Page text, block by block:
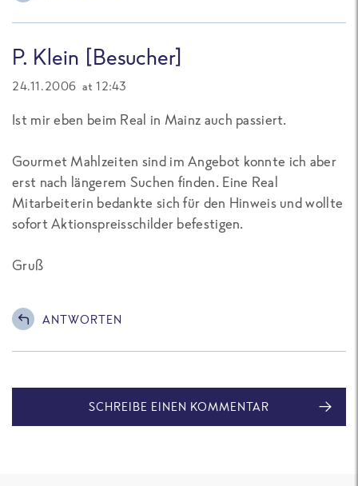
P. Klein [Besucher]
24.11.2006 at 12:43
Ist mir eben beim Real in Mainz auch passiert.
Gourmet Mahlzeiten sind im Angebot konnte ich aber
erst nach längerem Suchen finden. Eine Real
Mitarbeiterin bedankte sich für den Hinweis und wollte
sofort Aktionspreisschilder befestigen.
Gruß
ANTWORTEN
SCHREIBE EINEN KOMMENTAR